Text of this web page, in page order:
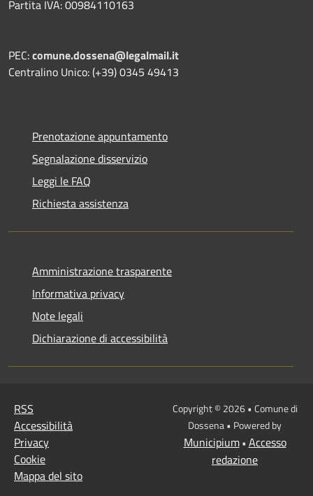
Partita IVA: 00984110163
PEC:comune.dossena@legalmail.it
Centralino Unico: (+39) 0345 49413
Prenotazione appuntamento
Segnalazione disservizio
Leggi le FAQ
Richiesta assistenza
Amministrazione trasparente
Informativa privacy
Note legali
Dichiarazione di accessibilità
RSS
Accessibilità
Privacy
Cookie
Mappa del sito
Copyright © 2026 • Comune di
Dossena • Powered by
Municipium• Accesso
redazione